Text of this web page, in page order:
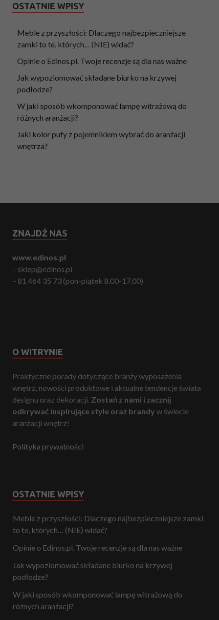
OSTATNIE WPISY
Meble z przyszłości: Dlaczego najbezpieczniejsze
zamki to te, których… (NIE) widać?
Opinie o Edinos.pl. Twoje recenzje są dla nas ważne
Jak wypoziomować składane biurko na krzywej
podłodze?
W jaki sposób wkomponować lampę witrażową do
różnych aranżacji?
Jaki kolor pufy z pojemnikiem wybrać do aranżacji
wnętrza?
ZNAJDŹ NAS
www.edinos.pl
– sklep@edinos.pl
– 81 464 35 73 (pon-piątek 8.00-17.00)
O WITRYNIE
Praktyczne porady dotyczące branży wyposażenia
wnętrz, nowości produktowe i aktualne tendencje świata
designu oraz dekoracji. Zostań z nami i zacznij
odkrywać inspirujące style oraz brandy w świecie
aranżacji wnętrz!
Polityka prywatności
OSTATNIE WPISY
Meble z przyszłości: Dlaczego najbezpieczniejsze zamki
to te, których… (NIE) widać?
Opinie o Edinos.pl. Twoje recenzje są dla nas ważne
Jak wypoziomować składane biurko na krzywej
podłodze?
W jaki sposób wkomponować lampę witrażową do
różnych aranżacji?